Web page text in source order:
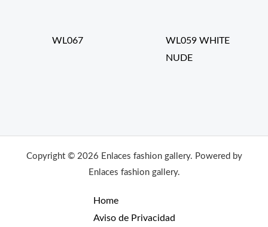
WL067
WL059 WHITE
NUDE
Copyright © 2026 Enlaces fashion gallery. Powered by
Enlaces fashion gallery.
Home
Aviso de Privacidad